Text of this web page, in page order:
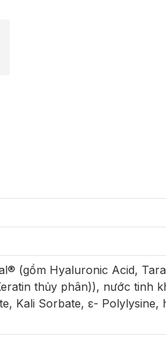
(gồm Hyaluronic Acid,
thủy phân)), nước tinh
Kali Sorbate, ε- Polylysine,